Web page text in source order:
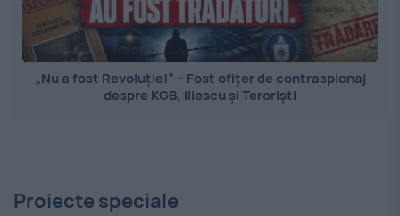
„Nu a fost Revoluție!” – Fost ofițer de contraspionaj
despre KGB, Iliescu și Teroriști
Proiecte speciale